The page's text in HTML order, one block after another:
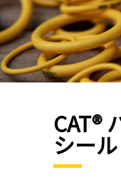
CAT®
シー